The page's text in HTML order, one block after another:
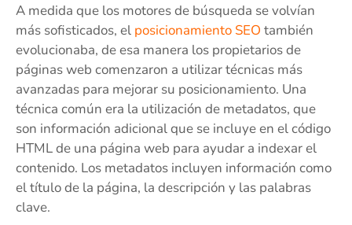
A medida que los motores de búsqueda se volvían
más sofisticados, el posicionamiento SEO también
evolucionaba, de esa manera los propietarios de
páginas web comenzaron a utilizar técnicas más
avanzadas para mejorar su posicionamiento. Una
técnica común era la utilización de metadatos, que
son información adicional que se incluye en el código
HTML de una página web para ayudar a indexar el
contenido. Los metadatos incluyen información como
el título de la página, la descripción y las palabras
clave.